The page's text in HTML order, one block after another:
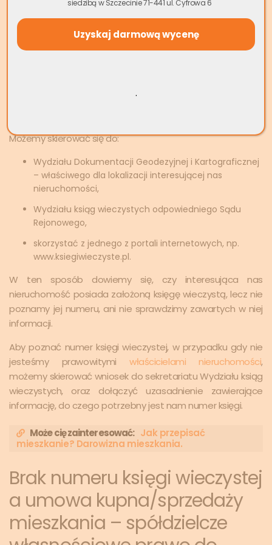
Jak sprawdzić czy mieszkanie
ma założoną księgę
Możemy skierować się do:
Wydziału Dokumentacji Geodezyjnej i Kartograficznej
– właściwego dla lokalizacji interesującej nas
nieruchomości,
Wydziału ksiąg wieczystych odpowiedniego Sądu
Rejonowego,
skorzystać z jednego z portali internetowych, np.
www.ksiegiwieczyste.pl.
W ten sposób dowiemy się, czy interesująca nas
nieruchomość posiada założoną księgę wieczystą, lecz nie
poznamy jej numeru, ani nie sprawdzimy zawartych w niej
informacji.
Aby poznać numer księgi wieczystej, w przypadku gdy nie
jesteśmy prawowitymiwłaścicielami nieruchomości,
możemy skierować wniosek do sekretariatu Wydziału ksiąg
wieczystych, oraz dołączyć uzasadnienie zawierające
informację, do czego potrzebny jest nam numer księgi.
Może cię zainteresować: Jak przepisać
mieszkanie? Darowizna mieszkania.
Brak numeru księgi wieczystej
a umowa kupna/sprzedaży
mieszkania – spółdzielcze
siedzibą w Szczecinie 71-441 ul. Cyfrowa 6
.